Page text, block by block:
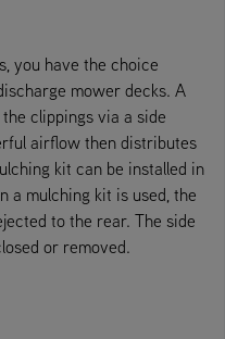
you have the choice
mower decks. A
clippings via a side
airflow then distributes
kit can be installed in
a mulching kit is used, the
to the rear. The side
or removed.